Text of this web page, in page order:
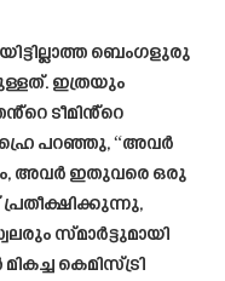
ബെംഗളുരു
ഇത്രയും
ടീമിൻ്റെ
പറഞ്ഞു, “അവർ
അവർ ഇതുവരെ ഒരു
പ്രതീക്ഷിക്കുന്നു,
സ്മാർട്ടുമായി
കെമിസ്ട്രി